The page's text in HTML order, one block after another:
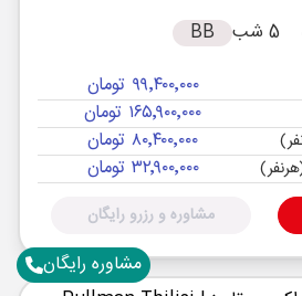
5 شب BB
۹۹٬۴۰۰٬۰۰۰ تومان
۱۶۵٬۹۰۰٬۰۰۰ تومان
۸۰٬۴۰۰٬۰۰۰ تومان
۳۲٬۹۰۰٬۰۰۰ تومان
مشاوره و رزرو رایگان
مشاوره رایگان